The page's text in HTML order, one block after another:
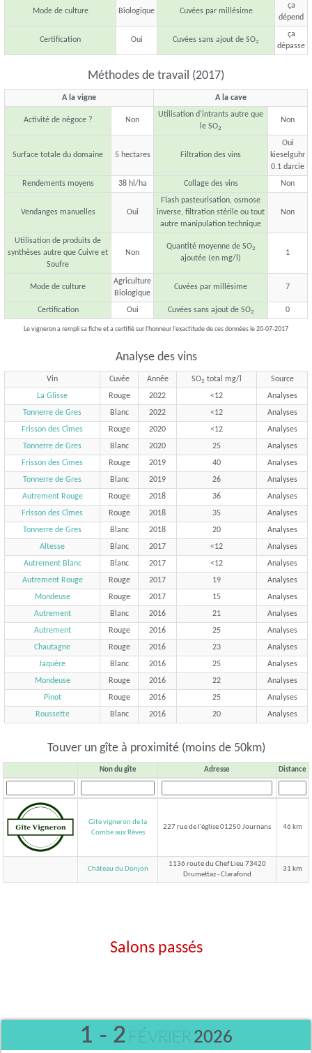
Mode de culture Biologique Cuvées par millésime
ça
dépend
Certification Oui Cuvées sans ajout de SO2
ça
dépasse
Méthodes de travail (2017)
A la vigne A la cave
Activité de négoce ? Non
Utilisation d'intrants autre que
le SO2
Non
Surface totale du domaine 5 hectares Filtration des vins
Oui
kieselguhr
0.1 darcie
Rendements moyens
38 hl/ha Collage des vins Non
Vendanges manuelles Oui
Flash pasteurisation, osmose
inverse, filtration stérile ou tout
autre manipulation technique
Non
Utilisation de produits de
synthèses autre que Cuivre et
Soufre
Non
Quantité moyenne de SO2
ajoutée (en mg/l)
1
Mode de culture
Agriculture
Biologique
Cuvées par millésime 7
Certification Oui Cuvées sans ajout de SO2 0
Le vigneron a rempli sa fiche et a certifié sur l'honneur l'exactitude de ces données le 20-07-2017
Analyse des vins
Vin Cuvée Année SO2 total mg/l
Source
La Glisse
Rouge 2022 <12
Analyses
Tonnerre de Gres
Blanc 2022 <12
Analyses
Frisson des Cîmes
Rouge 2020 <12
Analyses
Tonnerre de Gres
Blanc 2020 25
Analyses
Frisson des Cîmes
Rouge 2019 40
Analyses
Tonnerre de Gres
Blanc 2019 26
Analyses
Autrement Rouge
Rouge 2018 36
Analyses
Frisson des Cîmes
Rouge 2018 35
Analyses
Tonnerre de Gres
Blanc 2018 20
Analyses
Altesse
Blanc 2017 <12
Analyses
Autrement Blanc
Blanc 2017 <12
Analyses
Autrement Rouge
Rouge 2017 19
Analyses
Mondeuse
Rouge 2017 15
Analyses
Autrement
Blanc 2016 21
Analyses
Autrement
Rouge 2016 25
Analyses
Chautagne
Rouge 2016 23
Analyses
Jaquère
Blanc 2016 25
Analyses
Mondeuse
Rouge 2016 22
Analyses
Pinot
Rouge 2016 25
Analyses
Roussette
Blanc 2016 20 Analyses
Touver un gîte à proximité (moins de 50km)
Non du gîte Adresse Distance
Gite vigneron de la
Combe aux Rêves
227 rue de l'église 01250 Journans 46 km
Château du Donjon
1136 route du Chef Lieu 73420
Drumettaz - Clarafond
31 km
Salons passés
1 - 2 FÉVRIER 2026